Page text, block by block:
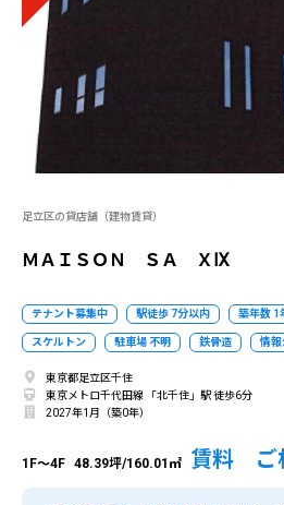
足立区の貸店舗（建物賃貸）
ＭＡＩＳＯＮ ＳＡ ＸⅨ
テナント募集中 駅徒歩 7分以内 築年数 1
スケルトン 駐車場 不明 鉄骨造 情報
東京都足立区千住
東京メトロ千代田線 「北千住」駅 徒歩6分
2027年1月（築0年）
1F～4F 48.39坪/160.01㎡ 賃料 ご